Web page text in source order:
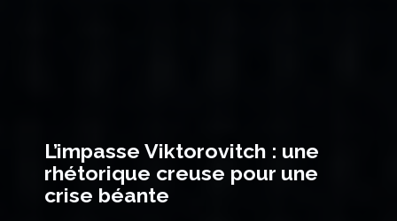
L’impasse Viktorovitch : une
rhétorique creuse pour une
crise béante